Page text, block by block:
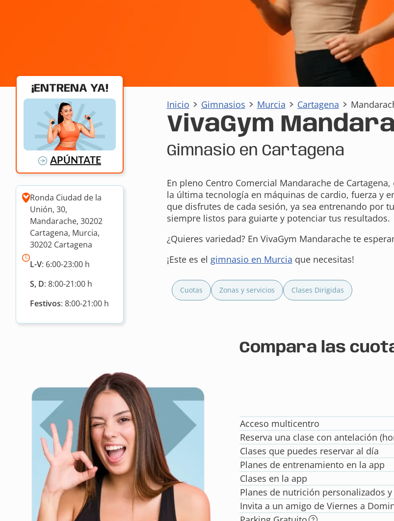
¡ENTRENA YA!
APÚNTATE
Ronda Ciudad de la
Unión, 30,
Mandarache, 30202
Cartagena, Murcia,
30202 Cartagena
L-V: 6:00-23:00 h
S, D: 8:00-21:00 h
Festivos: 8:00-21:00 h
Inicio Gimnasios Murcia Cartagena
VivaGym
Gimnasio en Cartagena
En pleno Centro Comercial Mandarache de
la última tecnología en máquinas de cardio, fuerza y
que disfrutes de cada sesión, ya sea entrenando por
siempre listos para guiarte y potenciar tus resultados.
¿Quieres variedad? En VivaGym Mandarache te
¡Este es el gimnasio en Murcia que necesitas!
Cuotas Zonas y servicios Clases Dirigidas
Compara las
Acceso multicentro
Reserva una clase con antelación
Clases que puedes reservar al día
Planes de entrenamiento en la app
Clases en la app
Planes de nutrición personalizados y
Invita a un amigo de Viernes a